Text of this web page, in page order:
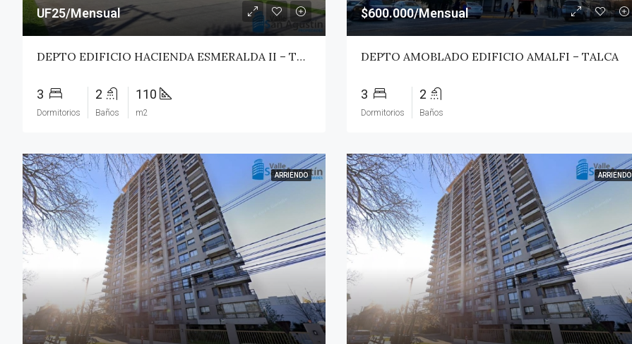
UF25/Mensual
DEPTO EDIFICIO HACIENDA ESMERALDA II – TALCA
3
Dormitorios
2
Baños
110
m2
$600.000/Mensual
DEPTO AMOBLADO EDIFICIO AMALFI – TALCA
3
Dormitorios
2
Baños
ARRIENDO ARRIENDO